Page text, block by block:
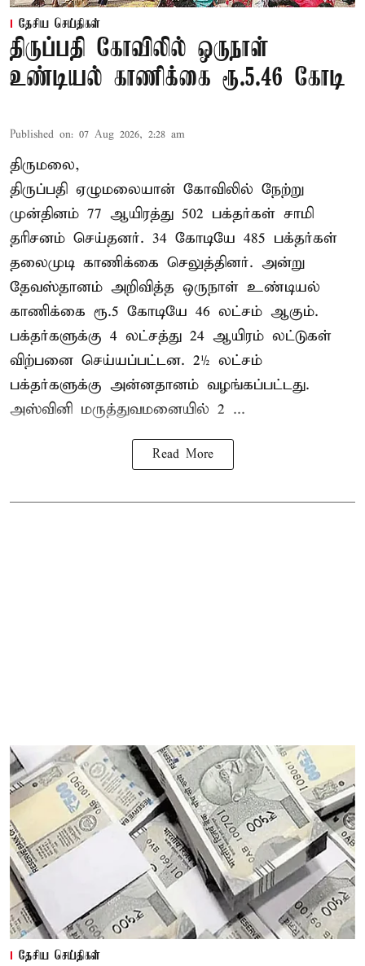
தேசிய செய்திகள்
திருப்பதி கோவிலில் ஒருநாள்
உண்டியல் காணிக்கை ரூ.5.46 கோடி
Published on: 07 Aug 2026, 2:28 am
திருமலை,
திருப்பதி ஏழுமலையான் கோவிலில் நேற்று
முன்தினம் 77 ஆயிரத்து 502 பக்தர்கள் சாமி
தரிசனம் செய்தனர். 34 கோடியே 485 பக்தர்கள்
தலைமுடி காணிக்கை செலுத்தினர். அன்று
தேவஸ்தானம் அறிவித்த ஒருநாள் உண்டியல்
காணிக்கை ரூ.5 கோடியே 46 லட்சம் ஆகும்.
பக்தர்களுக்கு 4 லட்சத்து 24 ஆயிரம் லட்டுகள்
விற்பனை செய்யப்பட்டன. 2½ லட்சம்
பக்தர்களுக்கு அன்னதானம் வழங்கப்பட்டது.
அஸ்வினி மருத்துவமனையில் 2 ...
Read More
தேசிய செய்திகள்